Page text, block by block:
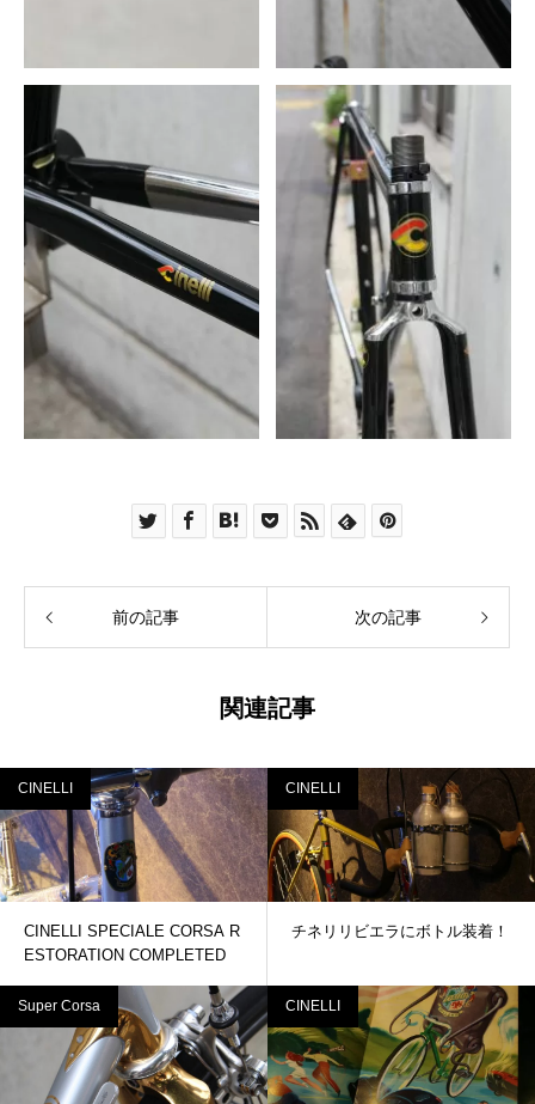
前の記事 次の記事
関連記事
CINELLI
CINELLI SPECIALE CORSA R
ESTORATION COMPLETED
CINELLI
チネリリビエラにボトル装着！
Super Corsa CINELLI